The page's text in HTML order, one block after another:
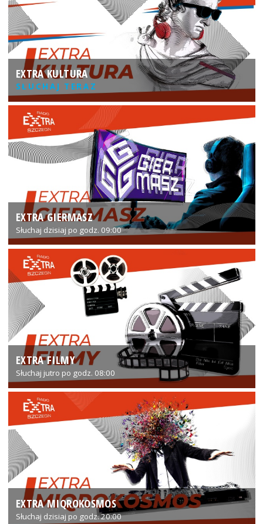
EXTRA KULTURA
SŁUCHAJ TERAZ
EXTRA GIERMASZ
Słuchaj dzisiaj po godz. 09:00
EXTRA FILMY
Słuchaj jutro po godz. 08:00
EXTRA MIQROKOSMOS
Słuchaj dzisiaj po godz. 20:00